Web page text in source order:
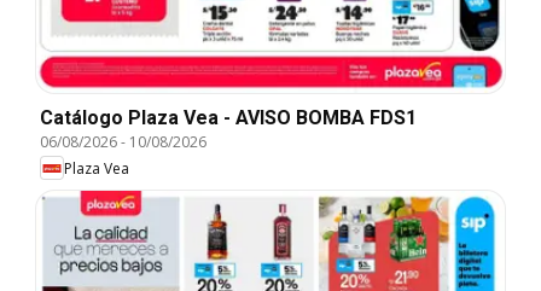
Catálogo Plaza Vea - AVISO BOMBA FDS1
06/08/2026- 10/08/2026
Plaza Vea